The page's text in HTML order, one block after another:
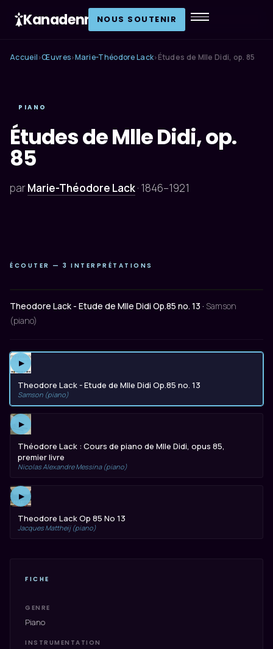
Kanadenn NOUS SOUTENIR
Accueil ›Œuvres›Marie-Théodore Lack›Études de Mlle Didi, op. 85
PIANO
Études de Mlle Didi, op.
85
parMarie-Théodore Lack· 1846–1921
ÉCOUTER — 3 INTERPRÉTATIONS
Theodore Lack - Etude de Mlle Didi Op.85 no. 13 · Samson
(piano)
▶
Theodore Lack - Etude de Mlle Didi Op.85 no. 13
Samson (piano)
▶
Théodore Lack : Cours de piano de Mlle Didi, opus 85,
premier livre
Nicolas Alexandre Messina (piano)
▶
Theodore Lack Op 85 No 13
Jacques Mattheij (piano)
FICHE
GENRE
Piano
INSTRUMENTATION